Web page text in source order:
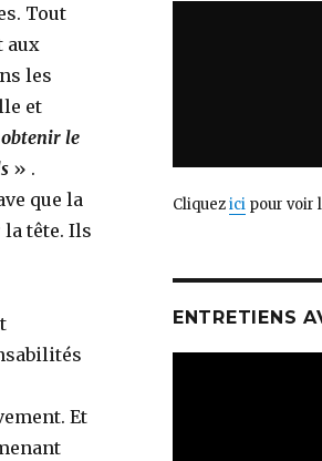
Tout
aux
les
et
obtenir le
» .
que la
tête. Ils
Et
Cliquezicipour voir
ENTRETIENS